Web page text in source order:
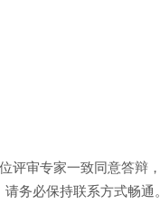
评审专家一致同意答辩
务必保持联系方式畅通